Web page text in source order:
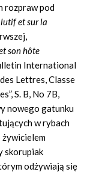
rozpraw pod
et sur la
son hôte
International
Lettres, Classe
S. B, No 7B,
nowego gatunku
w rybach
żywicielem
skorupiak
odżywiają się